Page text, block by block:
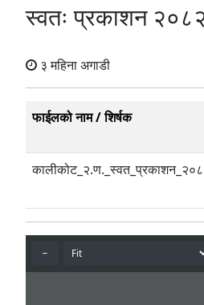
स्वतः प्रकाशन
३ महिना अगाडी
फाईलको नाम / शिर्षक